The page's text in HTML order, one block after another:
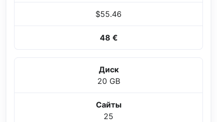
$55.46
48 €
Диск
20 GB
Сайты
25